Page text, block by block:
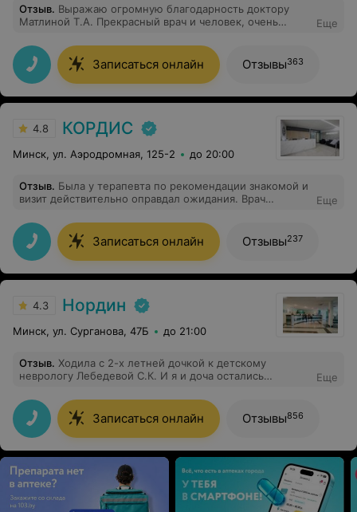
Отзыв. Выражаю огромную благодарность доктору
Матлиной Т.А. Прекрасный врач и человек, очень
доктор и выслушивает и даст советы и грамотные
рекомендации , большое спасибо! Большой плюс
-наличие большой парковки у центра. Администраторы
на ресепшен решили быстро мой вопрос по записи к
еще одному доктору, спасибо.
Еще
Записаться онлайн Отзывы363
4.8 КОРДИС
Минск, ул. Аэродромная, 125-2 до 20:00
Отзыв. Была у терапевта по рекомендации знакомой и
визит действительно оправдал ожидания. Врач
из этого важно. Предложила поставить капельницу для
поддержки иммунитета и расписала, что именно в нее
входит и какой эффект можно ожидать. Все процедуры
прошли спокойно, медсестра делала аккуратно.
Спасибо персоналу за нормальное человеческое
Еще
Записаться онлайн Отзывы237
4.3 Нордин
Минск, ул. Сурганова, 47Б до 21:00
Отзыв. Ходила с 2-х летней дочкой к детскому
неврологу Лебедевой С.К. И я и доча остались
дочку, не сюсюкаясь, а просто общаясь с ней, и
подробно рассказала о нашей проблеме (фебрильные
судороги). Ранее делали в этом центре ЭЭГ. Все
быстро и четко.
Еще
Записаться онлайн Отзывы856